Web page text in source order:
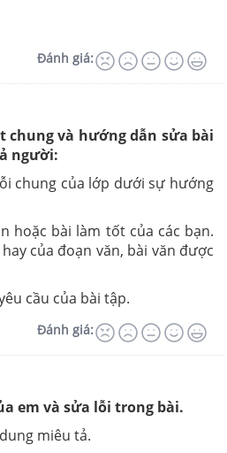
Đánh giá:
chung và hướng dẫn sửa bài
người:
chung của lớp dưới sự hướng
hoặc bài làm tốt của các bạn.
của đoạn văn, bài văn được
cầu của bài tập.
Đánh giá:
em và sửa lỗi trong bài.
miêu tả.